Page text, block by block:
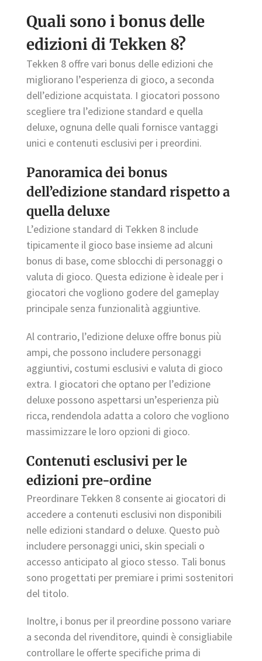
Quali sono i bonus delle
edizioni di Tekken 8?
Tekken 8 offre vari bonus delle edizioni che
migliorano l’esperienza di gioco, a seconda
dell’edizione acquistata. I giocatori possono
scegliere tra l’edizione standard e quella
deluxe, ognuna delle quali fornisce vantaggi
unici e contenuti esclusivi per i preordini.
Panoramica dei bonus
dell’edizione standard rispetto a
quella deluxe
L’edizione standard di Tekken 8 include
tipicamente il gioco base insieme ad alcuni
bonus di base, come sblocchi di personaggi o
valuta di gioco. Questa edizione è ideale per i
giocatori che vogliono godere del gameplay
principale senza funzionalità aggiuntive.
Al contrario, l’edizione deluxe offre bonus più
ampi, che possono includere personaggi
aggiuntivi, costumi esclusivi e valuta di gioco
extra. I giocatori che optano per l’edizione
deluxe possono aspettarsi un’esperienza più
ricca, rendendola adatta a coloro che vogliono
massimizzare le loro opzioni di gioco.
Contenuti esclusivi per le
edizioni pre-ordine
Preordinare Tekken 8 consente ai giocatori di
accedere a contenuti esclusivi non disponibili
nelle edizioni standard o deluxe. Questo può
includere personaggi unici, skin speciali o
accesso anticipato al gioco stesso. Tali bonus
sono progettati per premiare i primi sostenitori
del titolo.
Inoltre, i bonus per il preordine possono variare
a seconda del rivenditore, quindi è consigliabile
controllare le offerte specifiche prima di